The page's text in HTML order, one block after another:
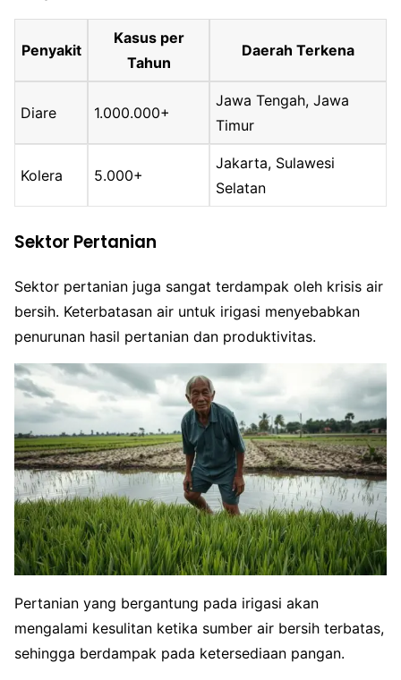
Penyakit
Kasus per
Tahun
Daerah Terkena
Diare 1.000.000+
Jawa Tengah, Jawa
Timur
Kolera 5.000+
Jakarta, Sulawesi
Selatan
Sektor Pertanian
Sektor pertanian juga sangat terdampak oleh krisis air
bersih. Keterbatasan air untuk irigasi menyebabkan
penurunan hasil pertanian dan produktivitas.
Pertanian yang bergantung pada irigasi akan
mengalami kesulitan ketika sumber air bersih terbatas,
sehingga berdampak pada ketersediaan pangan.